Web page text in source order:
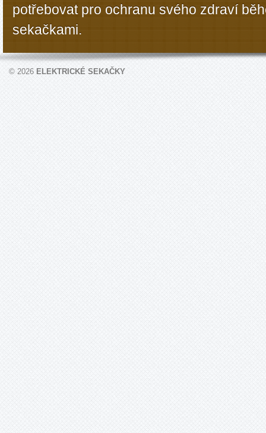
potřebovat pro ochranu svého zdraví
sekačkami.
© 2026 ELEKTRICKÉ SEKAČKY